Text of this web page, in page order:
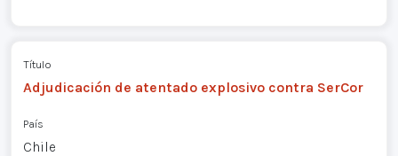
Título
Adjudicación de atentado explosivo contra SerCor
País
Chile